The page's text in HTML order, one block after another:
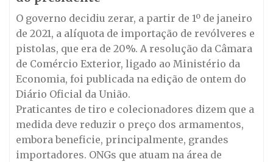
O governo decidiu zerar, a partir de 1º de janeiro
de 2021, a alíquota de importação de revólveres e
pistolas, que era de 20%. A resolução da Câmara
de Comércio Exterior, ligado ao Ministério da
Economia, foi publicada na edição de ontem do
Diário Oficial da União.
Praticantes de tiro e colecionadores dizem que a
medida deve reduzir o preço dos armamentos,
embora beneficie, principalmente, grandes
importadores. ONGs que atuam na área de